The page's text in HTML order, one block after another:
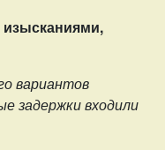
вариантов
задержки входили